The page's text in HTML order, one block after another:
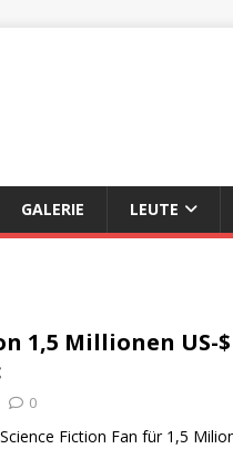
GALERIE LEUTE
1,5 Millionen US-
0
Fiction Fan für 1,5